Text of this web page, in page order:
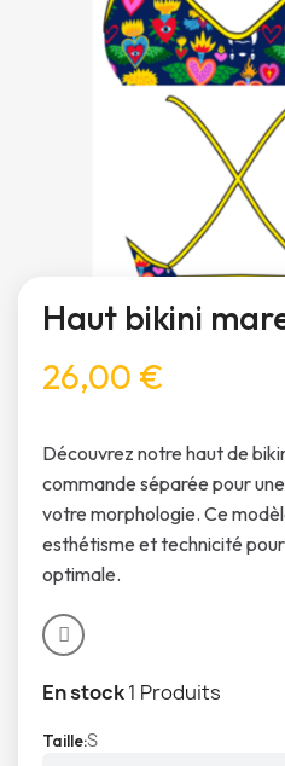
Haut bikini
26,00 €
Découvrez notre haut de
commande séparée pour
votre morphologie. Ce
esthétisme et technicité
optimale.
En stock1 Produits
TailleS